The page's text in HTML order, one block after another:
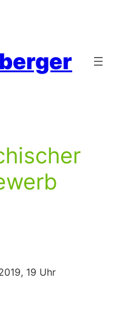
19 Uhr